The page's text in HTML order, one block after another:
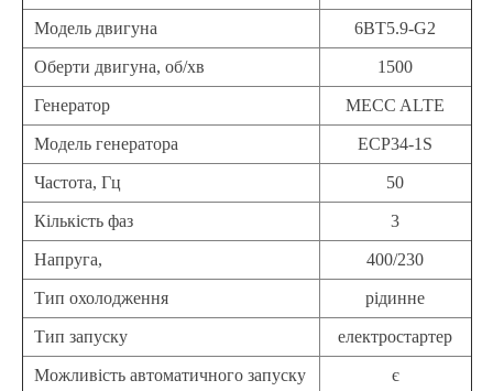
Модель двигуна 6BT5.9-G2
Оберти двигуна, об/хв 1500
Генератор MECC ALTE
Модель генератора ECP34-1S
Частота, Гц 50
Кількість фаз 3
Напруга, 400/230
Тип охолодження рідинне
Тип запуску електростартер
Можливість автоматичного запуску є